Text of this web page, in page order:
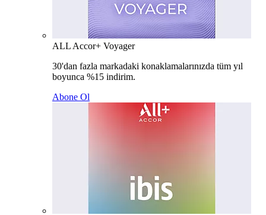
ALL Accor+ Voyager
30'dan fazla markadaki konaklamalarınızda tüm yıl
boyunca %15 indirim.
Abone Ol